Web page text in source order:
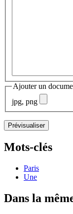
Ajouter un
jpg, png
Mots-clés
Paris
Une
Dans la